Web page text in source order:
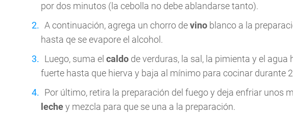
por dos minutos (la cebolla no debe ablandarse tanto).
A continuación, agrega un chorro devino blanco a la
hasta qe se evapore el alcohol.
Luego, suma el caldo de verduras, la sal, la pimienta y el
fuerte hasta que hierva y baja al mínimo para cocinar durante
Por último, retira la preparación del fuego y deja enfriar unos
lechey mezcla para que se una a la preparación.